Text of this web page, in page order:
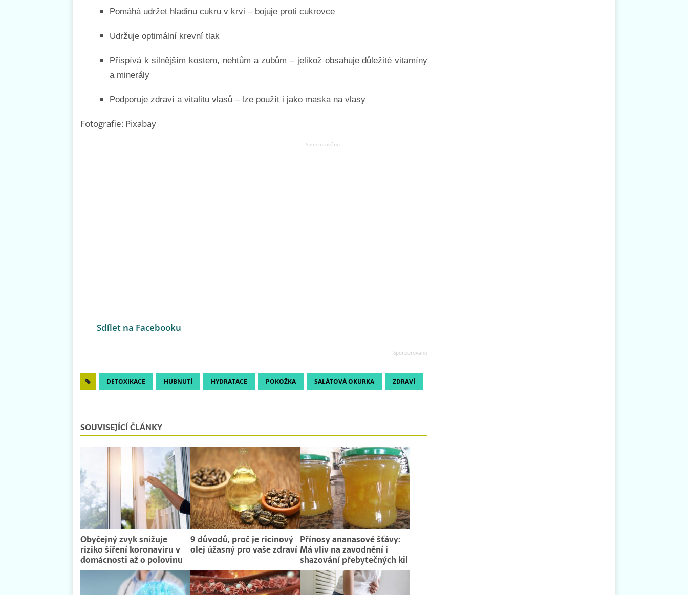
Pomáhá udržet hladinu cukru v krvi – bojuje proti cukrovce
Udržuje optimální krevní tlak
Přispívá k silnějším kostem, nehtům a zubům – jelikož obsahuje důležité vitamíny
a minerály
Podporuje zdraví a vitalitu vlasů – lze použít i jako maska na vlasy
Fotografie: Pixabay
Sdílet na Facebooku
DETOXIKACE HUBNUTÍ HYDRATACE POKOŽKA SALÁTOVÁ OKURKA ZDRAVÍ
SOUVISEJÍCÍ ČLÁNKY
Obyčejný zvyk snižuje
riziko šíření koronaviru v
domácnosti až o polovinu
9 důvodů, proč je ricinový
olej úžasný pro vaše zdraví
Přínosy ananasové šťávy:
Má vliv na zavodnění i
shazování přebytečných kil